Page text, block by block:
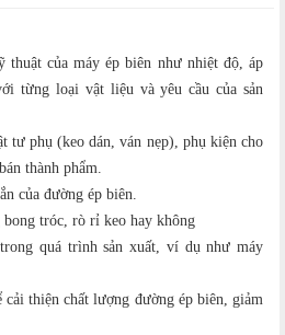
thuật của máy ép biên như nhiệt độ, áp
từng loại vật liệu và yêu cầu của sản
tư phụ (keo dán, ván nẹp), phụ kiện cho
thành phẩm.
của đường ép biên.
tróc, rò rỉ keo hay không
quá trình sản xuất, ví dụ như máy
cải thiện chất lượng đường ép biên, giảm